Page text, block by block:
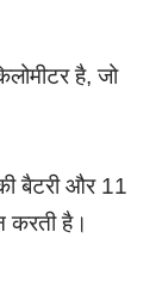
है, जो
बैटरी और 11
करती है।